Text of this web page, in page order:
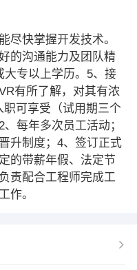
尽快掌握开发技术。
的沟通能力及团队精
大专以上学历。5、接
有所了解，对其有浓
可享受（试用期三个
每年多次员工活动；
升制度；4、签订正式
的带薪年假、法定节
责配合工程师完成工
作。